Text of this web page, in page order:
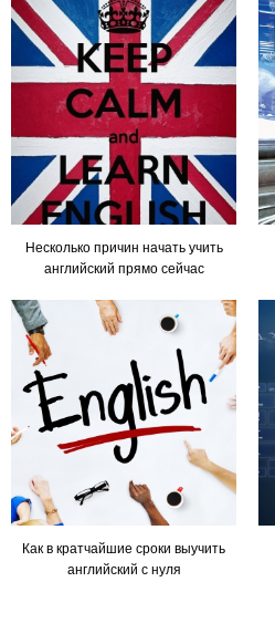
Несколько причин начать учить
английский прямо сейчас
Как в кратчайшие сроки выучить
английский с нуля